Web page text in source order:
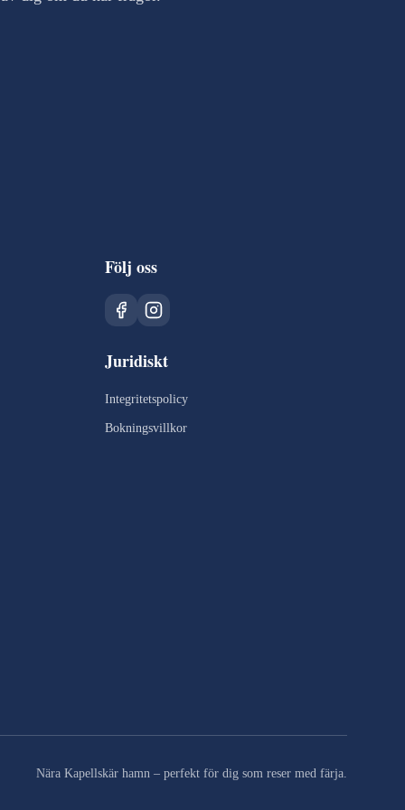
Följ oss
Juridiskt
Integritetspolicy
Bokningsvillkor
Nära Kapellskär hamn – perfekt för dig som reser med färja.